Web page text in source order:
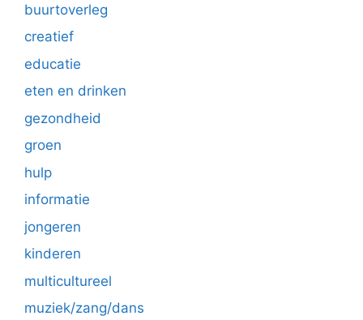
buurtoverleg
creatief
educatie
eten en drinken
gezondheid
groen
hulp
informatie
jongeren
kinderen
multicultureel
muziek/zang/dans